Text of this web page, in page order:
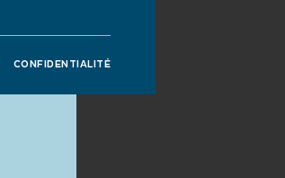
CONFIDENTIALITÉ